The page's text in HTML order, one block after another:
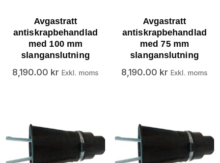
Avgastratt
antiskrapbehandlad
med 100 mm
slanganslutning
8,190.00 kr Exkl. moms
Avgastratt
antiskrapbehandlad
med 75 mm
slanganslutning
8,190.00 kr Exkl. moms